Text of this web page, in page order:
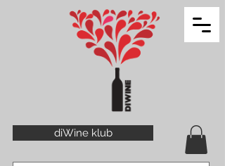
diWine klub